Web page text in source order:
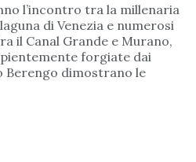
l’incontro tra la millenaria
di Venezia e numerosi
il Canal Grande e Murano,
forgiate dai
Berengo dimostrano le